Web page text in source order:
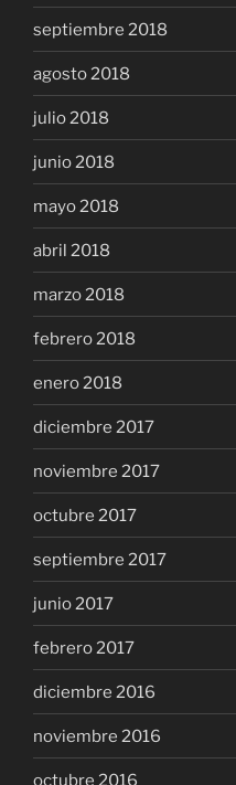
septiembre 2018
agosto 2018
julio 2018
junio 2018
mayo 2018
abril 2018
marzo 2018
febrero 2018
enero 2018
diciembre 2017
noviembre 2017
octubre 2017
septiembre 2017
junio 2017
febrero 2017
diciembre 2016
noviembre 2016
octubre 2016